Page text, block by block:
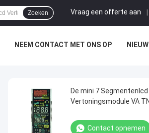
Vraag een offerte aan
Zoeken
NEEM CONTACT MET ONS OP
De mini 7
Vertoningsmodule VA
Contact opnemen